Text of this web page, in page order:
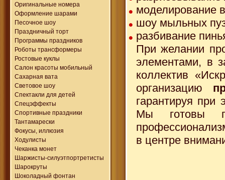
Оригинальные номера
Оформление шарами
Песочное шоу
Праздничный торт
Программы праздников
Роботы трансформеры
Ростовые куклы
Салон красоты мобильный
Сахарная вата
Световое шоу
Спектакли для детей
Спецэффекты
Спортивные праздники
Тантамарески
Фокусы, иллюзия
Ходулисты
Чеканка монет
Шаржисты-силуэтпортретисты
Шарокруты
Шоколадный фонтан
моделирование
шоу мыльных
разбивание
При желании
элементами, в
коллектив
организацию
гарантируя при
Мы готовы
в центре